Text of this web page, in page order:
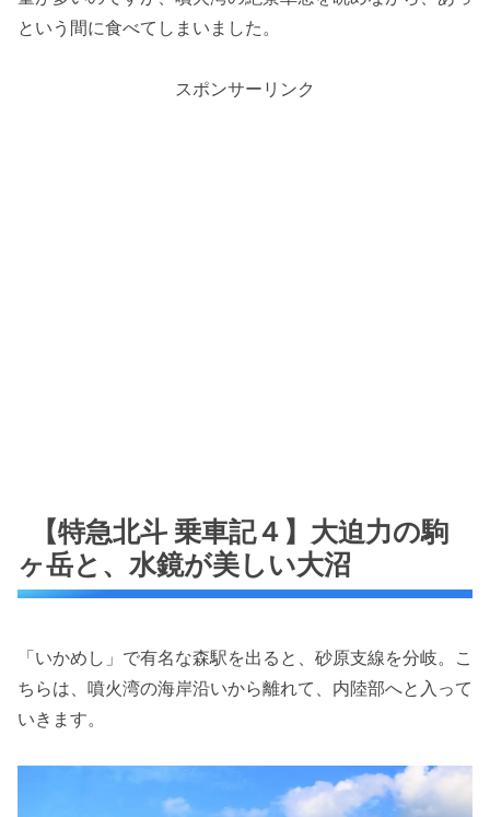
という間に食べてしまいました。
スポンサーリンク
【特急北斗 乗車記４】大迫力の駒
ヶ岳と、水鏡が美しい大沼
「いかめし」で有名な森駅を出ると、砂原支線を分岐。こ
ちらは、噴火湾の海岸沿いから離れて、内陸部へと入って
いきます。